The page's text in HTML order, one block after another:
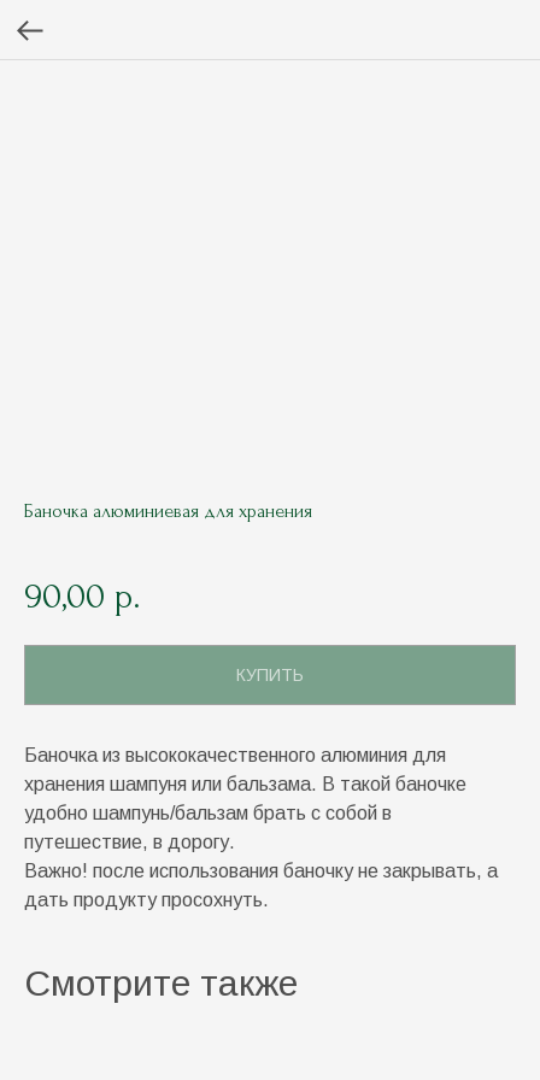
Баночка алюминиевая для хранения
90,00 р.
КУПИТЬ
Баночка из высококачественного алюминия для
хранения шампуня или бальзама. В такой баночке
удобно шампунь/бальзам брать с собой в
путешествие, в дорогу.
Важно! после использования баночку не закрывать, а
дать продукту просохнуть.
Смотрите также